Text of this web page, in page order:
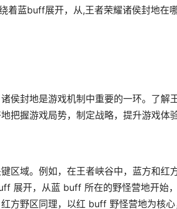
着蓝buff展开，从,王者荣耀诸侯封地在
侯封地是游戏机制中重要的一环。了解
把握游戏局势，制定战略，提升游戏体验
区域。例如，在王者峡谷中，蓝方和红
展开，从蓝 buff 所在的野怪营地开始
方野区同理，以红 buff 野怪营地为核心